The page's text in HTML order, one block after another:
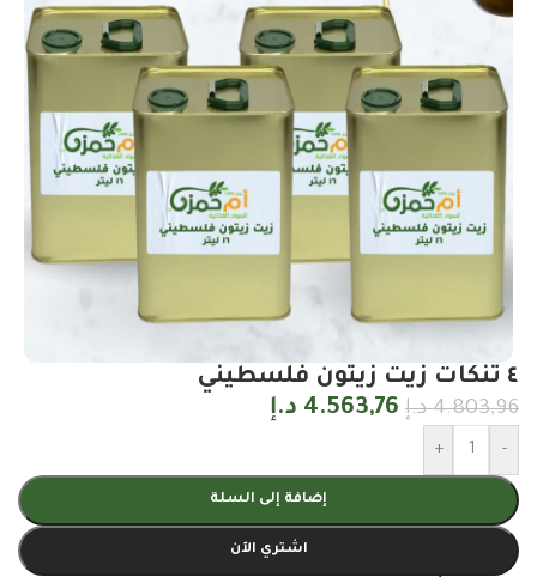
٤ تنكات زيت زيتون فلسطيني
4.803,96 د.إ 4.563,76 د.إ
-
+
إضافة إلى السلة
اشتري الآن